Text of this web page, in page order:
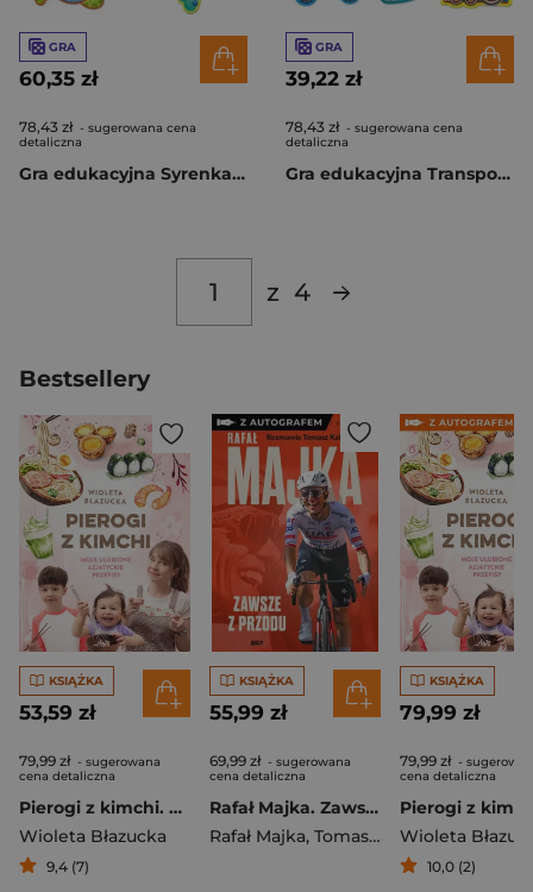
GRA
60,35 zł
78,43 zł - sugerowana cena
detaliczna
Gra edukacyjna Syrenka RK1320-02
GRA
39,22 zł
78,43 zł - sugerowana cena
detaliczna
Gra edukacyjna Transport RK1320-01
z 4
Bestsellery
KSIĄŻKA
53,59 zł
79,99 zł - sugerowana
cena detaliczna
Pierogi z kimchi. Moje ulubione azjatyckie przepisy
Wioleta Błazucka
9,4 (7)
KSIĄŻKA
55,99 zł
69,99 zł - sugerowana
cena detaliczna
Rafał Majka. Zawsze z przodu. Rozmawia Tomasz Kalemba - książka z autografem
Rafał Majka, Tomasz Kalemba
KSIĄŻKA
79,99 zł
79,99 zł -
cena detaliczna
Wioleta
10,0 (2)